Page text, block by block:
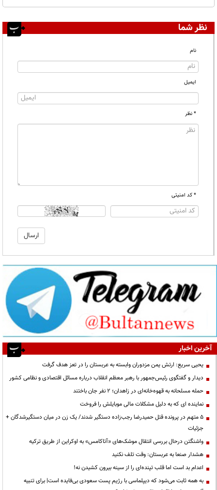
نظر شما
نام
ایمیل
* نظر
* کد امنیتی
آخرین اخبار
یحیی سریع: ارتش یمن مزدوران وابسته به عربستان را در تعز هدف گرفت
دیدار و گفتگوی رئیس‌جمهور با رهبر معظم انقلاب درباره مسائل اقتصادی و نظامی کشور
حمله مسلحانه به قهوه‌خانه‌ای در زاهدان؛ ۲ نفر جان باختند
نماینده ای که به دلیل مشکلات مالی موبایلش را فروخت
۵ متهم در پرونده قتل حمیدرضا رجب‌زاده دستگیر شدند/ یک زن در میان دستگیرشدگان +
جزئیات
واشنگتن درحال بررسی انتقال موشک‌های «آتاکامس» به اوکراین از طریق ترکیه
هشدار صنعا به عربستان: وقت تلف نکنید
اعدام بد است اما قلب تپنده‌ای را از سینه بیرون کشیدن نه!
به همه ثابت می‌شود که دیپلماسی با رژیم پست سعودی بی‌فایده است| برای تنبیه